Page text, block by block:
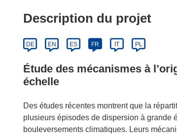
Description du projet
DE EN ES FR IT PL
Étude des mécanismes à
échelle
Des études récentes montrent que la
plusieurs épisodes de dispersion à grande
bouleversements climatiques. Leurs